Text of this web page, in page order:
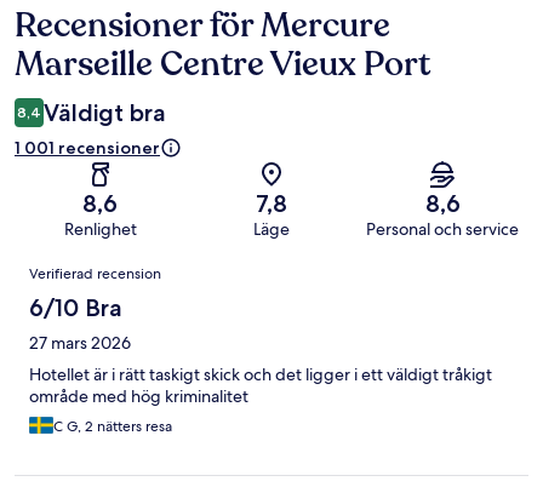
Recensioner
Recensioner för Mercure
Marseille Centre Vieux Port
8,4 Väldigt bra
1 001 recensioner
8,6
Renlighet
7,8
Läge
8,6
Personal och service
Recensioner
Verifierad recension
6/10 Bra
27 mars 2026
Hotellet är i rätt taskigt skick och det ligger i ett väldigt tråkigt
område med hög kriminalitet
C G, 2 nätters resa